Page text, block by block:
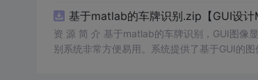
基于matlab的车牌识别.zip【GUI设计
资 源 简 介 基于matlab的车牌识别，GUI图像
别系统非常方便易用。系统提供了基于GUI的